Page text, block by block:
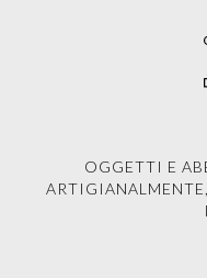
OGGETTI E